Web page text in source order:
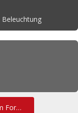
Beleuchtung
Zu den Kommentaren (3) im Forum